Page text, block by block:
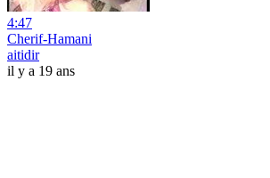
4:47
Cherif-Hamani
aitidir
il y a 19 ans